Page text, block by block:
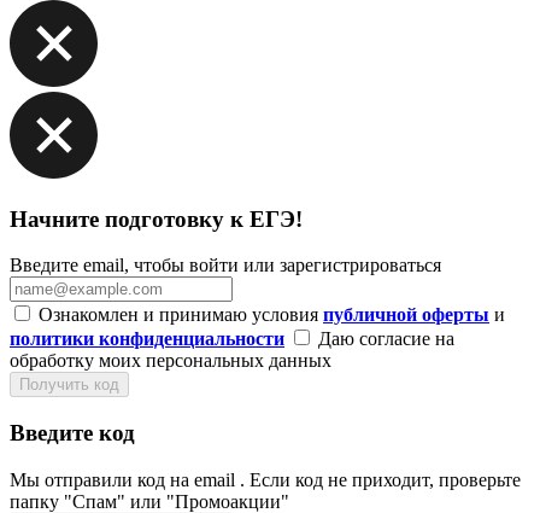
Начните подготовку к ЕГЭ!
Введите email, чтобы войти или зарегистрироваться
Ознакомлен и принимаю условия публичной оферты и
политики конфиденциальности
Даю согласие на
обработку моих персональных данных
Получить код
Введите код
Мы отправили код на email . Если код не приходит, проверьте
папку "Спам" или "Промоакции"